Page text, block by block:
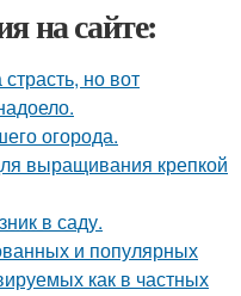
на сайте:
но вот
огорода.
выращивания крепкой
в саду.
и популярных
как в частных